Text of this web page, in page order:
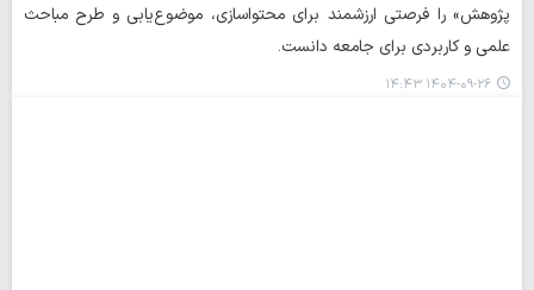
پژوهش» را فرصتی ارزشمند برای محتواسازی، موضوع‌یابی و طرح مباحث
علمی و کاربردی برای جامعه دانست.
۱۴۰۴-۰۹-۲۶ ۱۴:۴۳